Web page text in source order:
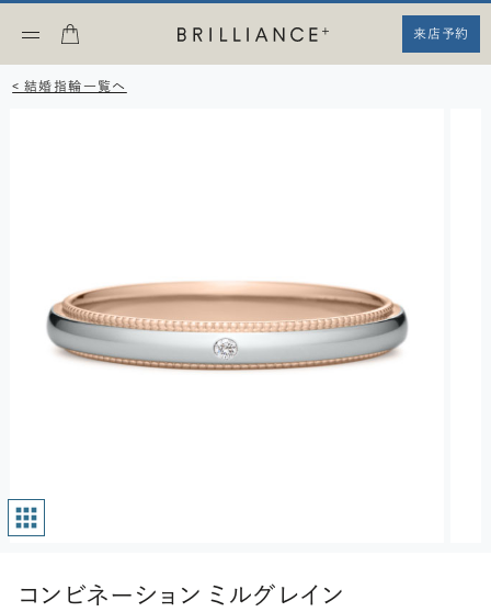
来店予約
< 結婚指輪一覧へ
コンビネーション ミルグレイン